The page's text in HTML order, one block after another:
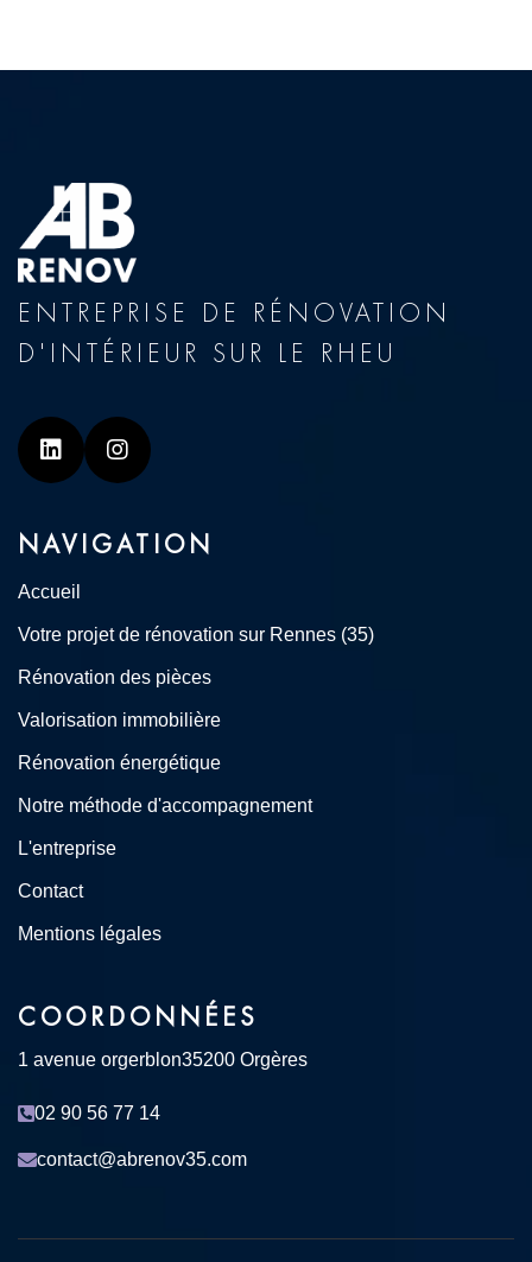
ENTREPRISE DE RÉNOVATION
D'INTÉRIEUR SUR LE RHEU
Linkedin Instagram
NAVIGATION
Accueil
Votre projet de rénovation sur Rennes (35)
Rénovation des pièces
Valorisation immobilière
Rénovation énergétique
Notre méthode d'accompagnement
L'entreprise
Contact
Mentions légales
COORDONNÉES
1 avenue orgerblon35200 Orgères
02 90 56 77 14
contact@abrenov35.com